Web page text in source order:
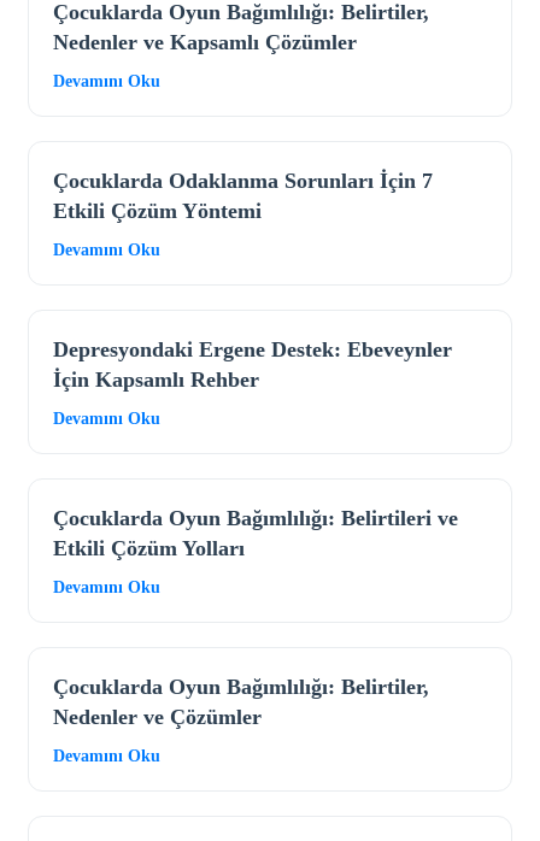
Çocuklarda Oyun Bağımlılığı: Belirtiler,
Nedenler ve Kapsamlı Çözümler
Devamını Oku
Çocuklarda Odaklanma Sorunları İçin 7
Etkili Çözüm Yöntemi
Devamını Oku
Depresyondaki Ergene Destek: Ebeveynler
İçin Kapsamlı Rehber
Devamını Oku
Çocuklarda Oyun Bağımlılığı: Belirtileri ve
Etkili Çözüm Yolları
Devamını Oku
Çocuklarda Oyun Bağımlılığı: Belirtiler,
Nedenler ve Çözümler
Devamını Oku